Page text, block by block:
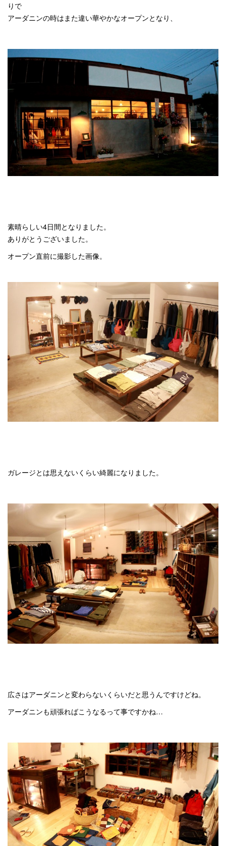
りで
アーダニンの時はまた違い華やかなオープンとなり、
素晴らしい4日間となりました。
ありがとうございました。
オープン直前に撮影した画像。
ガレージとは思えないくらい綺麗になりました。
広さはアーダニンと変わらないくらいだと思うんですけどね。
アーダニンも頑張ればこうなるって事ですかね…